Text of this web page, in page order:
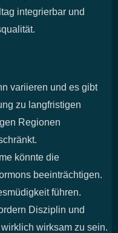
integrierbar und
variieren und es gibt
zu langfristigen
Regionen
könnte die
beeinträchtigen.
führen.
Disziplin und
wirksam zu sein.